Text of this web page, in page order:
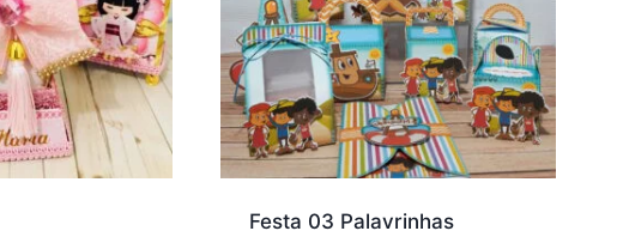
Festa 03 Palavrinhas